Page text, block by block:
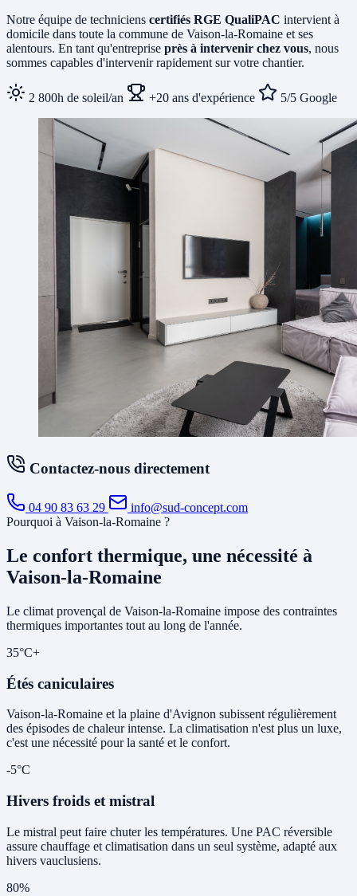
Notre équipe de techniciens certifiés RGE QualiPAC intervient à
domicile dans toute la commune de Vaison-la-Romaine et ses
alentours. En tant qu'entreprise près à intervenir chez vous, nous
sommes capables d'intervenir rapidement sur votre chantier.
2 800h de soleil/an +20 ans d'expérience 5/5 Google
Contactez-nous directement
04 90 83 63 29
info@sud-concept.com
Pourquoi à Vaison-la-Romaine ?
Le confort thermique, une nécessité à
Vaison-la-Romaine
Le climat provençal de Vaison-la-Romaine impose des contraintes
thermiques importantes tout au long de l'année.
35°C+
Étés caniculaires
Vaison-la-Romaine et la plaine d'Avignon subissent régulièrement
des épisodes de chaleur intense. La climatisation n'est plus un luxe,
c'est une nécessité pour la santé et le confort.
-5°C
Hivers froids et mistral
Le mistral peut faire chuter les températures. Une PAC réversible
assure chauffage et climatisation dans un seul système, adapté aux
hivers vauclusiens.
80%